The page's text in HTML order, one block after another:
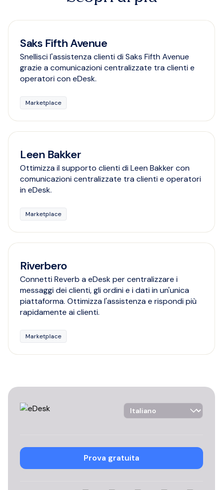
Saks Fifth Avenue
Snellisci l'assistenza clienti di Saks Fifth Avenue
grazie a comunicazioni centralizzate tra clienti e
operatori con eDesk.
Marketplace
Leen Bakker
Ottimizza il supporto clienti di Leen Bakker con
comunicazioni centralizzate tra clienti e operatori
in eDesk.
Marketplace
Riverbero
Connetti Reverb a eDesk per centralizzare i
messaggi dei clienti, gli ordini e i dati in un'unica
piattaforma. Ottimizza l'assistenza e rispondi più
rapidamente ai clienti.
Marketplace
Language Selector
Prova gratuita